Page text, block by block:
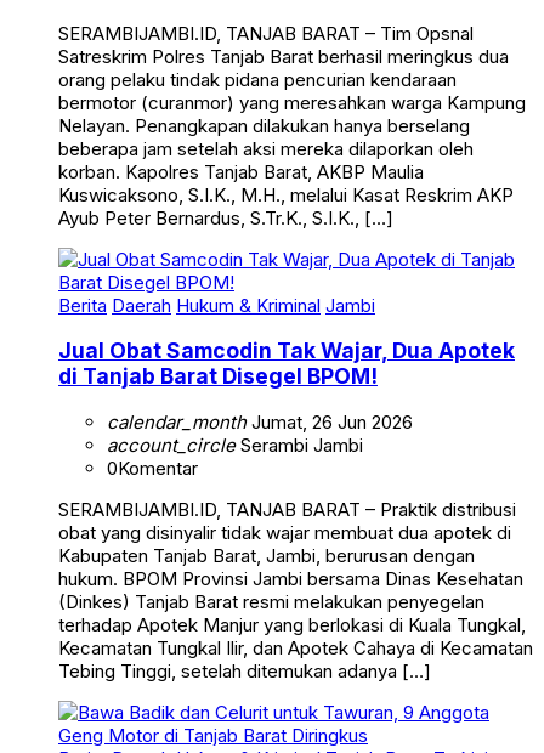
SERAMBIJAMBI.ID, TANJAB BARAT – Tim Opsnal
Satreskrim Polres Tanjab Barat berhasil meringkus dua
orang pelaku tindak pidana pencurian kendaraan
bermotor (curanmor) yang meresahkan warga Kampung
Nelayan. Penangkapan dilakukan hanya berselang
beberapa jam setelah aksi mereka dilaporkan oleh
korban. Kapolres Tanjab Barat, AKBP Maulia
Kuswicaksono, S.I.K., M.H., melalui Kasat Reskrim AKP
Ayub Peter Bernardus, S.Tr.K., S.I.K., […]
Berita Daerah Hukum & Kriminal Jambi
Jual Obat Samcodin Tak Wajar, Dua Apotek
di Tanjab Barat Disegel BPOM!
calendar_monthJumat, 26 Jun 2026
account_circleSerambi Jambi
0Komentar
SERAMBIJAMBI.ID, TANJAB BARAT – Praktik distribusi
obat yang disinyalir tidak wajar membuat dua apotek di
Kabupaten Tanjab Barat, Jambi, berurusan dengan
hukum. BPOM Provinsi Jambi bersama Dinas Kesehatan
(Dinkes) Tanjab Barat resmi melakukan penyegelan
terhadap Apotek Manjur yang berlokasi di Kuala Tungkal,
Kecamatan Tungkal Ilir, dan Apotek Cahaya di Kecamatan
Tebing Tinggi, setelah ditemukan adanya […]